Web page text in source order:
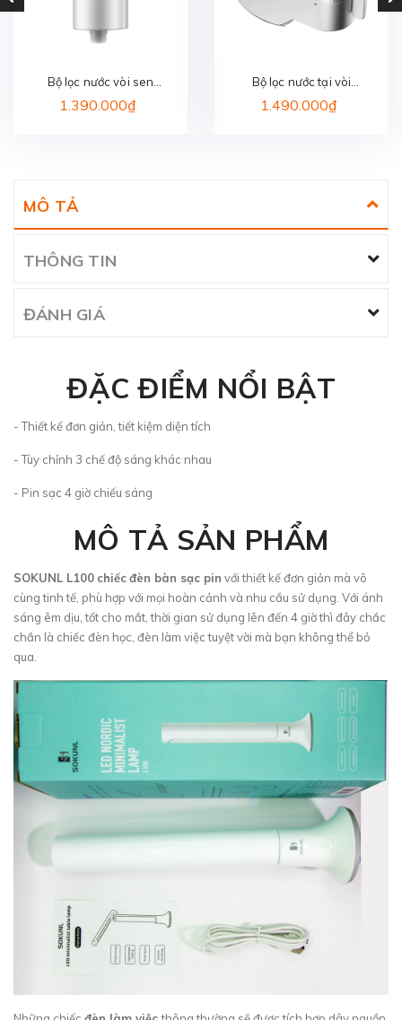
Bộ lọc nước vòi sen
PHILIPS AWP1775WH/74
1.390.000₫
Bộ lọc nước tại vòi
PHILIPS AWP3705P1/97
1.490.000₫
MÔ TẢ
THÔNG TIN
ĐÁNH GIÁ
ĐẶC ĐIỂM NỔI BẬT
- Thiết kế đơn giản, tiết kiệm diện tích
- Tùy chỉnh 3 chế độ sáng khác nhau
- Pin sạc 4 giờ chiếu sáng
MÔ TẢ SẢN PHẨM
SOKUNL L100 chiếcđèn bàn sạc pin với thiết kế đơn giản mà vô
cùng tinh tế, phù hợp với mọi hoàn cảnh và nhu cầu sử dụng. Với ánh
sáng êm dịu, tốt cho mắt, thời gian sử dụng lên đến 4 giờ thì đây chắc
chắn là chiếc đèn học, đèn làm việc tuyệt vời mà bạn không thể bỏ
qua.